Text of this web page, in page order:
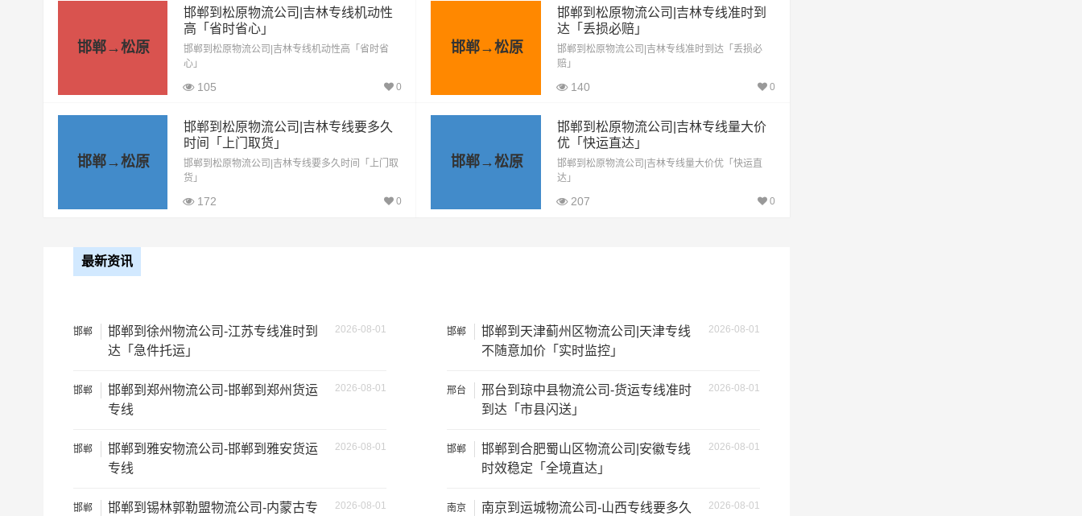
17.5米平板 10.5元 1060公里 11130元
备注
整车运输价格计算方式通常是按单价×公里，以上报价为市场透明价，仅供参考，不作为
最终成交价格，望知晓！
根据货物类型选择合适车型
车型 装载体积 装载重量 尺寸（米）
邯郸→松原
邯郸到松原物流公司|吉林专线机动性
高「省时省心」
邯郸到松原物流公司|吉林专线机动性高「省时省
心」
105 0
邯郸→松原
邯郸到松原物流公司|吉林专线准时到
达「丢损必赔」
邯郸到松原物流公司|吉林专线准时到达「丢损必
赔」
140 0
邯郸→松原
邯郸到松原物流公司|吉林专线要多久
时间「上门取货」
邯郸到松原物流公司|吉林专线要多久时间「上门取
货」
172 0
邯郸→松原
邯郸到松原物流公司|吉林专线量大价
优「快运直达」
邯郸到松原物流公司|吉林专线量大价优「快运直
达」
207 0
最新资讯
邯郸 2026-08-01
邯郸到徐州物流公司-江苏专线准时到
达「急件托运」
邯郸 2026-08-01
邯郸到郑州物流公司-邯郸到郑州货运
专线
邯郸 2026-08-01
邯郸到雅安物流公司-邯郸到雅安货运
专线
邯郸 2026-08-01
邯郸到锡林郭勒盟物流公司-内蒙古专
邯郸 2026-08-01
邯郸到天津蓟州区物流公司|天津专线
不随意加价「实时监控」
邢台 2026-08-01
邢台到琼中县物流公司-货运专线准时
到达「市县闪送」
邯郸 2026-08-01
邯郸到合肥蜀山区物流公司|安徽专线
时效稳定「全境直达」
南京 2026-08-01
南京到运城物流公司-山西专线要多久